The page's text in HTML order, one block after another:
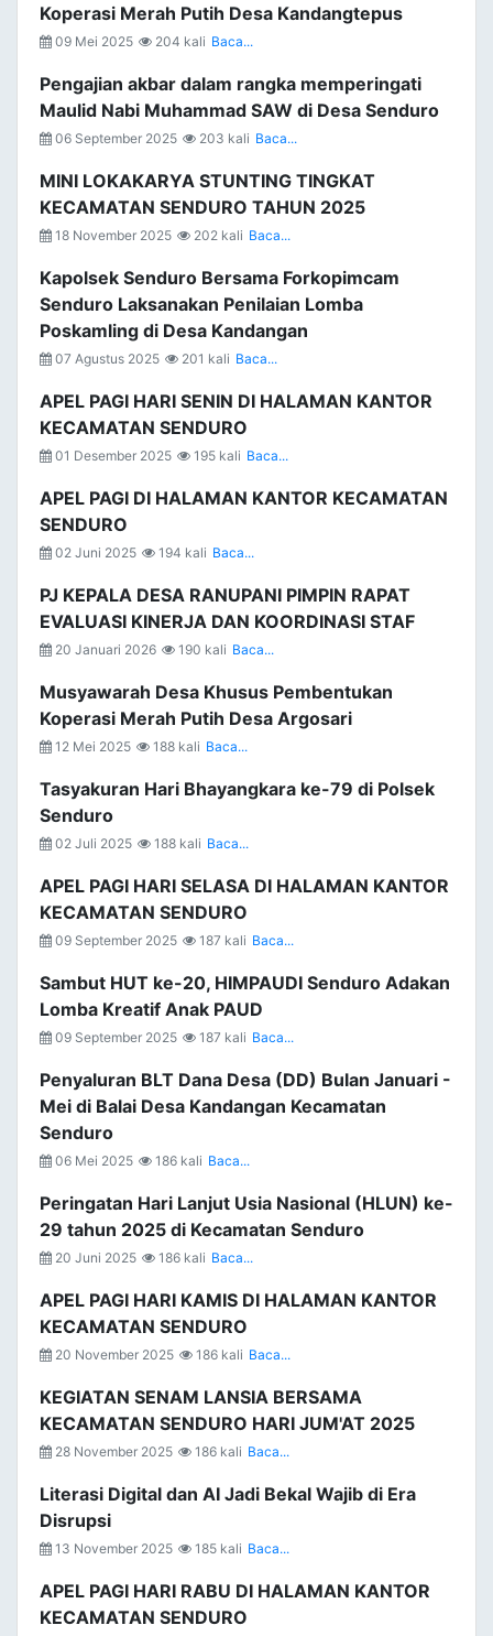
Koperasi Merah Putih Desa Kandangtepus
09 Mei 2025 204 kali Baca...
Pengajian akbar dalam rangka memperingati
Maulid Nabi Muhammad SAW di Desa Senduro
06 September 2025 203 kali Baca...
MINI LOKAKARYA STUNTING TINGKAT
KECAMATAN SENDURO TAHUN 2025
18 November 2025 202 kali Baca...
Kapolsek Senduro Bersama Forkopimcam
Senduro Laksanakan Penilaian Lomba
Poskamling di Desa Kandangan
07 Agustus 2025 201 kali Baca...
APEL PAGI HARI SENIN DI HALAMAN KANTOR
KECAMATAN SENDURO
01 Desember 2025 195 kali Baca...
APEL PAGI DI HALAMAN KANTOR KECAMATAN
SENDURO
02 Juni 2025 194 kali Baca...
PJ KEPALA DESA RANUPANI PIMPIN RAPAT
EVALUASI KINERJA DAN KOORDINASI STAF
20 Januari 2026 190 kali Baca...
Musyawarah Desa Khusus Pembentukan
Koperasi Merah Putih Desa Argosari
12 Mei 2025 188 kali Baca...
Tasyakuran Hari Bhayangkara ke-79 di Polsek
Senduro
02 Juli 2025 188 kali Baca...
APEL PAGI HARI SELASA DI HALAMAN KANTOR
KECAMATAN SENDURO
09 September 2025 187 kali Baca...
Sambut HUT ke-20, HIMPAUDI Senduro Adakan
Lomba Kreatif Anak PAUD
09 September 2025 187 kali Baca...
Penyaluran BLT Dana Desa (DD) Bulan Januari -
Mei di Balai Desa Kandangan Kecamatan
Senduro
06 Mei 2025 186 kali Baca...
Peringatan Hari Lanjut Usia Nasional (HLUN) ke-
29 tahun 2025 di Kecamatan Senduro
20 Juni 2025 186 kali Baca...
APEL PAGI HARI KAMIS DI HALAMAN KANTOR
KECAMATAN SENDURO
20 November 2025 186 kali Baca...
KEGIATAN SENAM LANSIA BERSAMA
KECAMATAN SENDURO HARI JUM'AT 2025
28 November 2025 186 kali Baca...
Literasi Digital dan AI Jadi Bekal Wajib di Era
Disrupsi
13 November 2025 185 kali Baca...
APEL PAGI HARI RABU DI HALAMAN KANTOR
KECAMATAN SENDURO